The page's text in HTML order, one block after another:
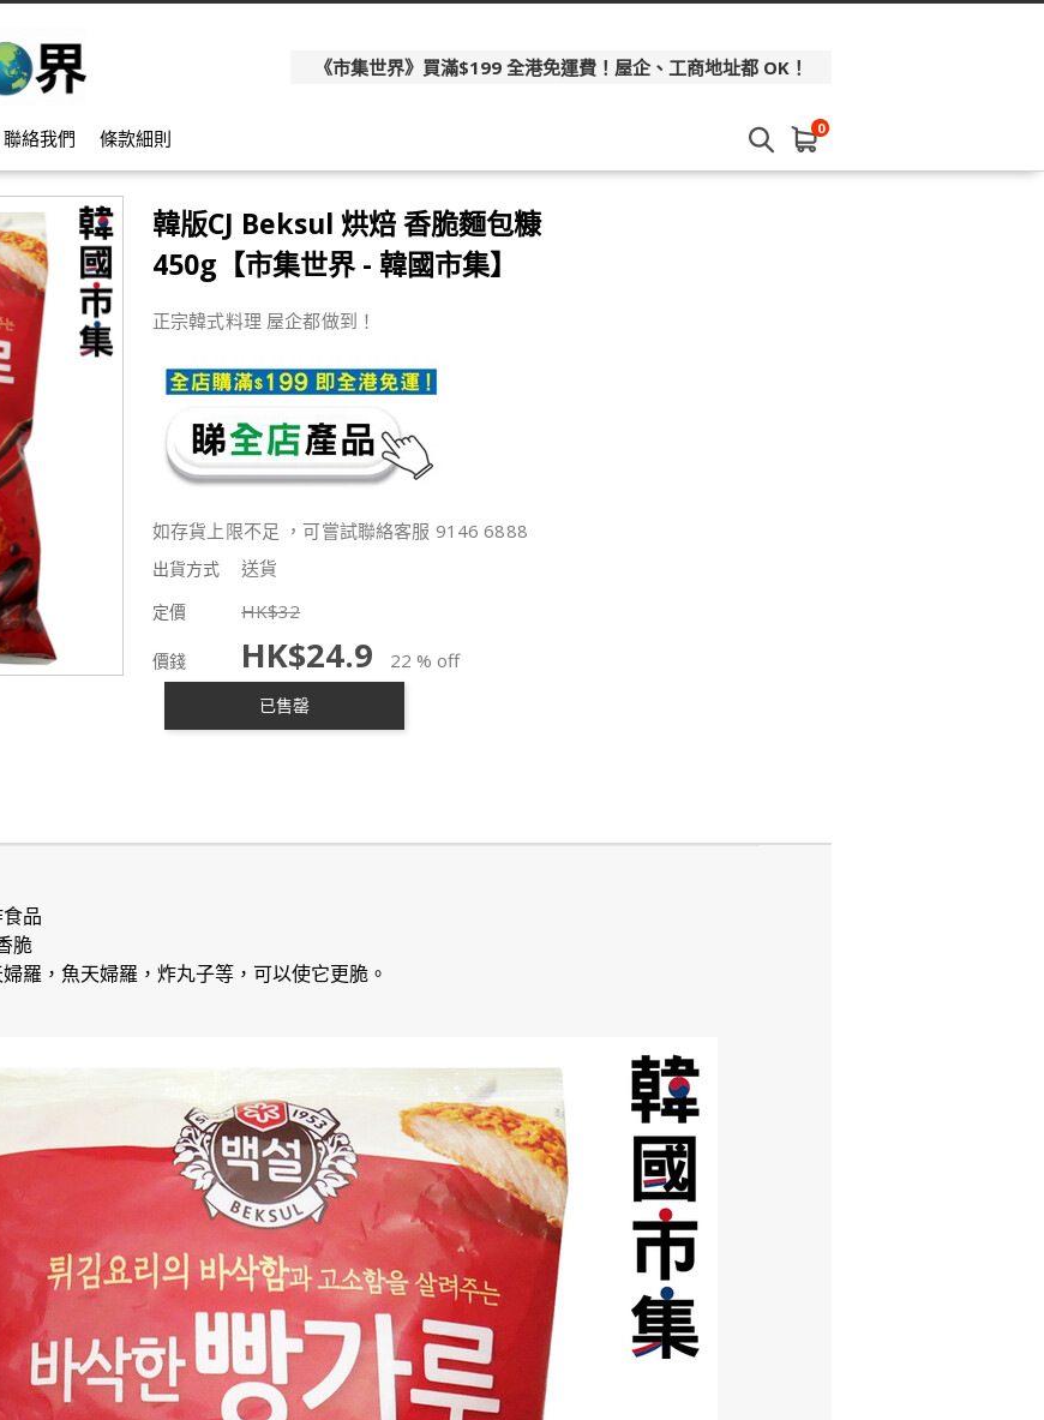
《市集世界》買滿$199 全港免運費！屋企、工商地址都 OK！
聯絡我們 條款細則 0
韓版CJ Beksul 烘焙 香脆麵包糠
450g【市集世界 - 韓國市集】
正宗韓式料理 屋企都做到！
如存貨上限不足 ，可嘗試聯絡客服 9146 6888
出貨方式 送貨
定價 HK$32
價錢 HK$24.9 22 % off
已售罄
品
脆
羅，魚天婦羅，炸丸子等，可以使它更脆。